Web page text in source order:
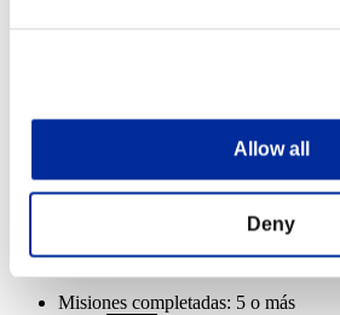
Allow all
Deny
Misiones completadas: 30 o más
Recompensas de evento
Por logros
Misiones completadas: 5 o más